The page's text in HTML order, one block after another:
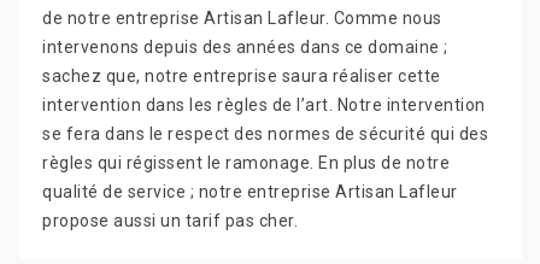
de notre entreprise Artisan Lafleur. Comme nous
intervenons depuis des années dans ce domaine ;
sachez que, notre entreprise saura réaliser cette
intervention dans les règles de l’art. Notre intervention
se fera dans le respect des normes de sécurité qui des
règles qui régissent le ramonage. En plus de notre
qualité de service ; notre entreprise Artisan Lafleur
propose aussi un tarif pas cher.